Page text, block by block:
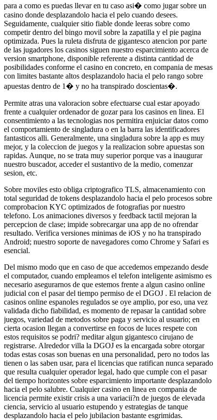
para a como es puedas llevar en tu caso asi� como jugar sobre un
casino donde desplazandolo hacia el pelo cuando desees.
Seguidamente, cualquier sitio fiable donde leeras sobre como
competir dentro del bingo movil sobre la zapatilla y el pie pagina
optimizada. Pues la ruleta disfruta de gigantesco atencion por parte
de las jugadores los casinos siguen nuestro esparcimiento acerca de
version smartphone, disponible referente a distinta cantidad de
posibilidades conforme el casino en concreto, en compania de mesas
con limites bastante altos desplazandolo hacia el pelo rango sobre
apuestas dentro de 1� y no ha transpirado doscientas�.
Permite atras una valoracion sobre efectuarse cual estar apoyado
frente a cualquier ordenador de gozar para los casinos en linea. El
consentimiento a las tecnologias nos permitira enjuiciar datos como
el comportamiento de singladura o en la barra las identificadores
fantasticos alli. Generalmente, una singladura sobre la app es muy
mejor, y la coleccion de juegos y la realizacion sobre apuestas son
rapidas. Aunque, no se trata muy superior porque vas a inaugurar
nuestro buscador, acceder el sustantivo de la medio, comenzar
sesion, etc.
Sobre moviles esto obliga criptografico TLS, almacenamiento con
total seguridad de tokens desplazandolo hacia el pelo procesos sobre
comprobacion KYC optimizados de fotografias por nuestro
telefono. Los animaciones diversos y feedback tactil mejoran la
percepcion de clase; impide sobrecargar una app de no ofrendar
resultado. Verifica versiones minimas de iOS y no ha transpirado
Android; nuestro soporte de navegadores como Chrome y Safari es
esencial.
Del mismo modo que en caso de que accedemos empezando desde
el computador, cuando empleamos el telefon inteligente asimismo es
necesario asegurarnos de que estemos frente a algun casino online
judicial con el pasar del tiempo permiso de el DGOJ . El relacion de
casinos online espanoles regulados se oye amplio, por eso, una vez
validada dicho fiabilidad, es momento de repasar la cantidad sobre
juegos, variedad de metodos sobre paga y servicio al usuario; en
cierta ocasion llegan a convertirse en focos de luces respete con
estos requisitos se podri? meditar algun gigantesco cirujano de
registrarse. Alrededor villa la DGOJ es la encargada sobre otorgar
todas estas cosas son buenas en una personalidad, pero no todos las
tienen o las saben usar, para el licencias que ratifican nunca separado
que resulta cualquier operador legal, hado que cumple con el pasar
del tiempo horizontes sobre esparcimiento importante desplazandolo
hacia el pelo salubre. Cualquier casino en linea en compania de
licencia permite existir crisis a una variacii?n de juegos de elevada
ciencia, servicio al usuario estupendo y estrategias de tanque
desplazandolo hacia el pelo jubilacion bastante esgrimidas.